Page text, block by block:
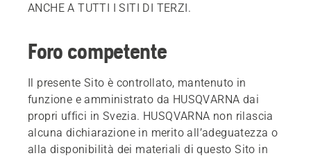
ANCHE A TUTTI I SITI DI TERZI.
Foro competente
Il presente Sito è controllato, mantenuto in
funzione e amministrato da HUSQVARNA dai
propri uffici in Svezia. HUSQVARNA non rilascia
alcuna dichiarazione in merito all’adeguatezza o
alla disponibilità dei materiali di questo Sito in